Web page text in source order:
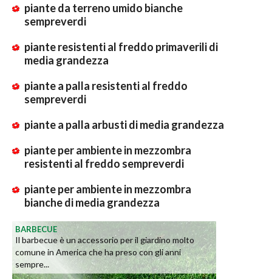
piante da terreno umido bianche
sempreverdi
piante resistenti al freddo primaverili di
media grandezza
piante a palla resistenti al freddo
sempreverdi
piante a palla arbusti di media grandezza
piante per ambiente in mezzombra
resistenti al freddo sempreverdi
piante per ambiente in mezzombra
bianche di media grandezza
BARBECUE
Il barbecue è un accessorio per il giardino molto
comune in America che ha preso con gli anni
sempre...